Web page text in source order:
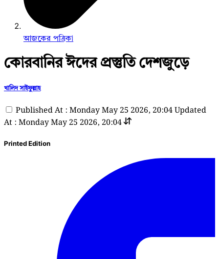
আজকের পত্রিকা
কোরবানির ঈদের প্রস্তুতি দেশজুড়ে
খালিদ সাইফুল্লাহ
Published At : Monday May 25 2026, 20:04Updated
At : Monday May 25 2026, 20:04
Printed Edition